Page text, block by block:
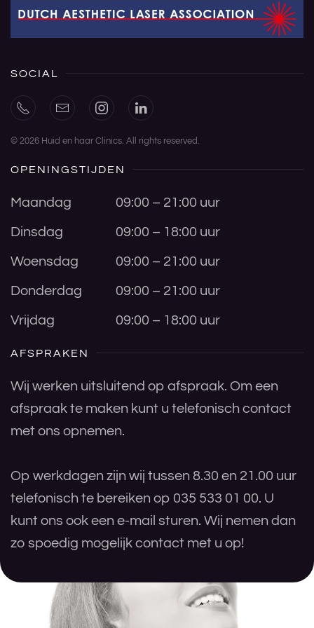
SOCIAL
© 2026 Huid en haar Clinics. All rights reserved.
OPENINGSTIJDEN
Maandag 09:00 – 21:00 uur
Dinsdag 09:00 – 18:00 uur
Woensdag 09:00 – 21:00 uur
Donderdag 09:00 – 21:00 uur
Vrijdag 09:00 – 18:00 uur
AFSPRAKEN
Wij werken uitsluitend op afspraak. Om een
afspraak te maken kunt u telefonisch contact
met ons opnemen.
Op werkdagen zijn wij tussen 8.30 en 21.00 uur
telefonisch te bereiken op 035 533 01 00. U
kunt ons ook een e-mail sturen. Wij nemen dan
zo spoedig mogelijk contact met u op!